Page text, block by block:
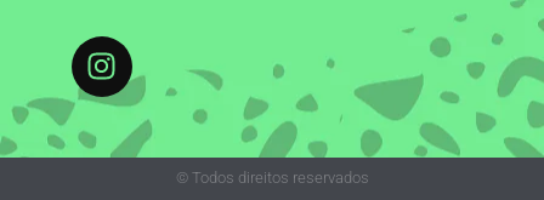
© Todos direitos reservados